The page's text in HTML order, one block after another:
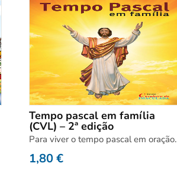
Tempo pascal em família
(CVL) – 2ª edição
Para viver o tempo pascal em oração.
1,80€